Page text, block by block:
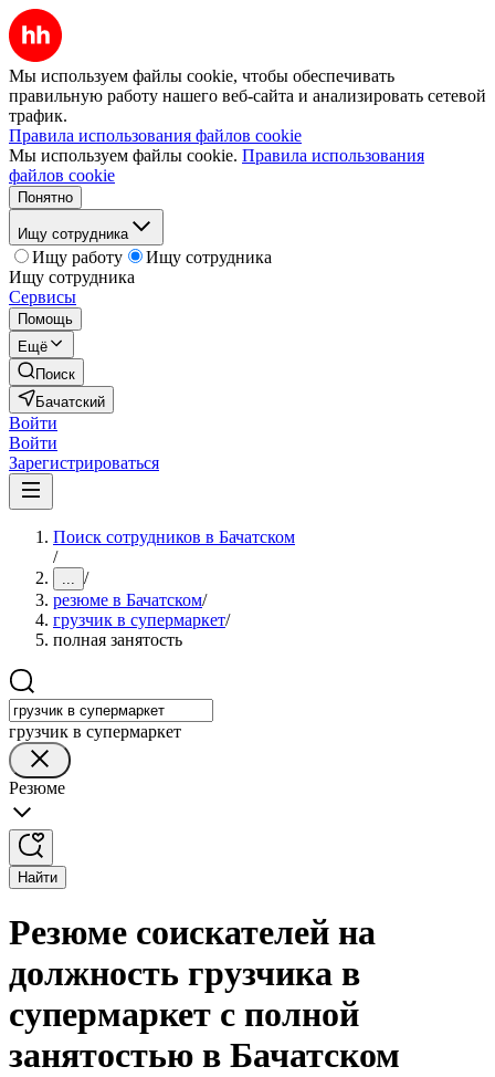
Мы используем файлы cookie, чтобы обеспечивать
правильную работу нашего веб-сайта и анализировать сетевой
трафик.
Правила использования файлов cookie
Мы используем файлы cookie. Правила использования
файлов cookie
Понятно
Ищу сотрудника
Ищу работу
Ищу сотрудника
Ищу сотрудника
Сервисы
Помощь
Ещё
Поиск
Бачатский
Войти
Войти
Зарегистрироваться
Поиск сотрудников в Бачатском
/
... /
резюме в Бачатском/
грузчик в супермаркет/
полная занятость
грузчик в супермаркет
Резюме
Найти
Резюме соискателей на
должность грузчика в
супермаркет с полной
занятостью в Бачатском